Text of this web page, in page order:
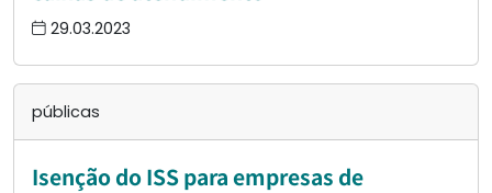
29.03.2023
públicas
Isenção do ISS para empresas de